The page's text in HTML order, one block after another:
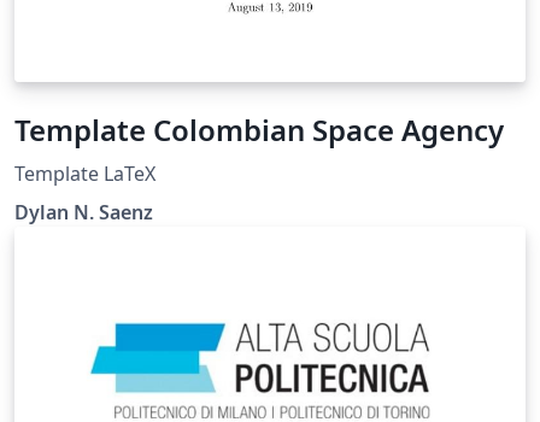
Template Colombian Space Agency
Template LaTeX
Dylan N. Saenz